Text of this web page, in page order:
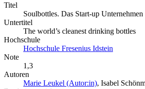
Titel
Soulbottles. Das Start-up
Untertitel
The world’s cleanest drinking bottles
Hochschule
Hochschule Fresenius Idstein
Note
1,3
Autoren
Marie Leukel (Autor:in), Isabel